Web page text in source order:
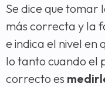
Se dice que
más correcta y la
e indica el nivel en
lo tanto cuando el
correcto es